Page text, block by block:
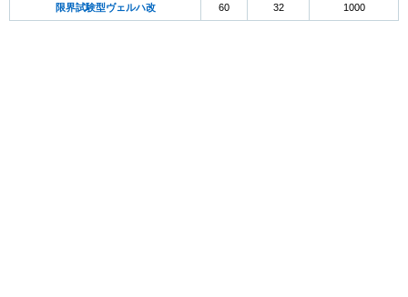
限界試験型ヴェルハ改 60 32 1000